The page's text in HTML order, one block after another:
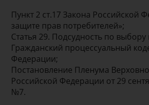
Пункт 2 ст.17 Закона Российской
защите прав потребителей»;
Статья 29. Подсудность по выбору
Гражданский процессуальный
Федерации;
Постановление Пленума
Российской Федерации от 29
№7.